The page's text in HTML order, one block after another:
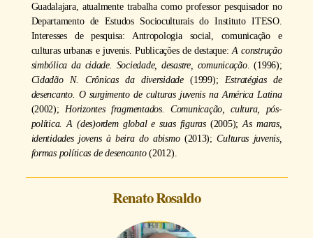
Guadalajara, atualmente trabalha como professor pesquisador no
Departamento de Estudos Socioculturais do Instituto ITESO.
Interesses de pesquisa: Antropologia social, comunicação e
culturas urbanas e juvenis. Publicações de destaque: A construção
simbólica da cidade. Sociedade, desastre, comunicação. (1996);
Cidadão N. Crônicas da diversidade(1999); Estratégias de
desencanto. O surgimento de culturas juvenis na América Latina
(2002); Horizontes fragmentados. Comunicação, cultura, pós-
política. A (des)ordem global e suas figuras(2005);As maras,
identidades jovens à beira do abismo(2013);Culturas juvenis,
formas políticas de desencanto(2012).
Renato Rosaldo